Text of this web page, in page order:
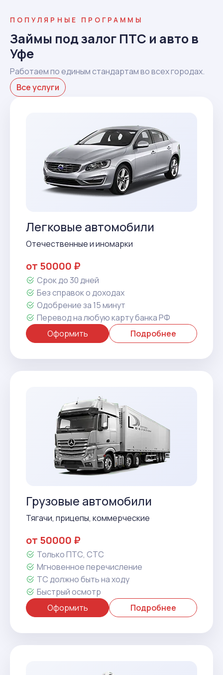
ПОПУЛЯРНЫЕ ПРОГРАММЫ
Займы под залог ПТС и авто в
Уфе
Работаем по единым стандартам во всех городах.
Все услуги
Легковые автомобили
Отечественные и иномарки
от 50000 ₽
Срок до 30 дней
Без справок о доходах
Одобрение за 15 минут
Перевод на любую карту банка РФ
Оформить
Подробнее
Грузовые автомобили
Тягачи, прицепы, коммерческие
от 50000 ₽
Только ПТС, СТС
Мгновенное перечисление
ТС должно быть на ходу
Быстрый осмотр
Оформить
Подробнее